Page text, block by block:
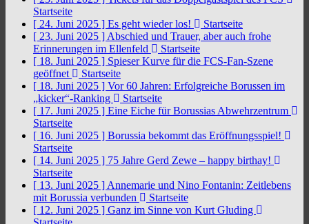
Startseite
[ 24. Juni 2025 ] Es geht wieder los!
Startseite
[ 23. Juni 2025 ] Abschied und Trauer, aber auch frohe
Erinnerungen im Ellenfeld
Startseite
[ 18. Juni 2025 ] Spieser Kurve für die FCS-Fan-Szene
geöffnet
Startseite
[ 18. Juni 2025 ] Vor 60 Jahren: Erfolgreiche Borussen im
„kicker“-Ranking
Startseite
[ 17. Juni 2025 ] Eine Eiche für Borussias Abwehrzentrum
Startseite
[ 16. Juni 2025 ] Borussia bekommt das Eröffnungsspiel!
Startseite
[ 14. Juni 2025 ] 75 Jahre Gerd Zewe – happy birthay!
Startseite
[ 13. Juni 2025 ] Annemarie und Nino Fontanin: Zeitlebens
mit Borussia verbunden
Startseite
[ 12. Juni 2025 ] Ganz im Sinne von Kurt Gluding